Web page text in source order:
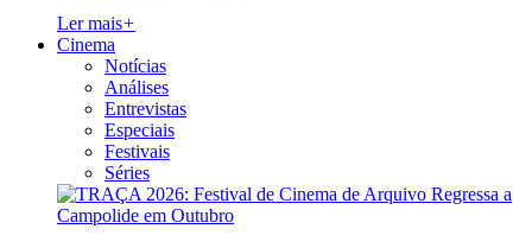
Ler mais+
Cinema
Notícias
Análises
Entrevistas
Especiais
Festivais
Séries